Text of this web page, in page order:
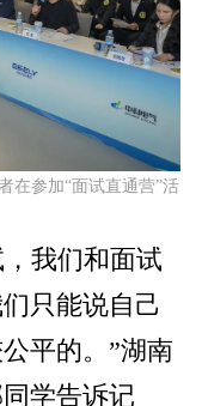
在参加“面试直通营”活
，我们和面试
只能说自己
平的。”湖南
学告诉记